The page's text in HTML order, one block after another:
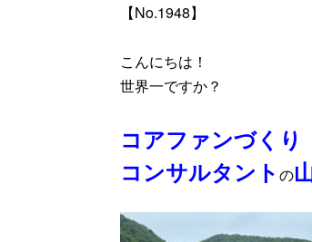
【No.1948】
こんにちは！
世界一ですか？
コアファンづくり
コンサルタント の